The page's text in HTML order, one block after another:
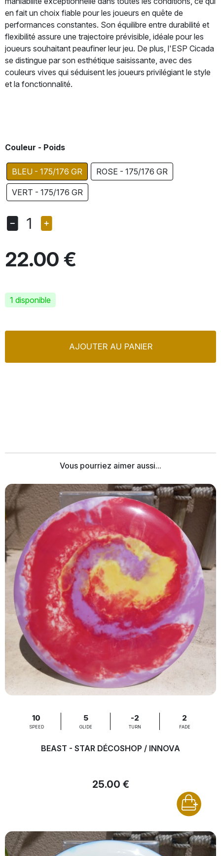
en fait un choix fiable pour les joueurs en quête de
performances constantes. Son équilibre entre durabilité et
flexibilité assure une trajectoire prévisible, idéale pour les
joueurs souhaitant peaufiner leur jeu. De plus, l'ESP Cicada
se distingue par son esthétique saisissante, avec des
couleurs vives qui séduisent les joueurs privilégiant le style
et la fonctionnalité.
Couleur - Poids
BLEU - 175/176 GR ROSE - 175/176 GR
VERT - 175/176 GR
1
22.00 €
1 disponible
AJOUTER AU PANIER
Vous pourriez aimer aussi...
10
SPEED
5
GLIDE
-2
TURN
2
FADE
BEAST - STAR DÉCOSHOP / INNOVA
25.00 €